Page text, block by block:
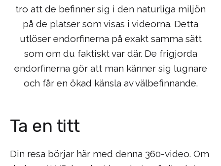
tro att de befinner sig i den naturliga miljön
på de platser som visas i videorna. Detta
utlöser endorfinerna på exakt samma sätt
som om du faktiskt var där. De frigjorda
endorfinerna gör att man känner sig lugnare
och får en ökad känsla av välbefinnande.
Ta en titt
Din resa börjar här med denna 360-video. Om